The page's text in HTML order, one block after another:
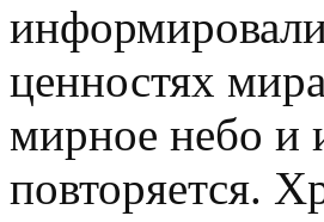
ценностях
мирное небо и
повторяется.